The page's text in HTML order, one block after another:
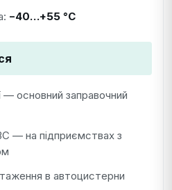
−40…+55 °C
— основний заправочний
— на підприємствах з
в автоцистерни